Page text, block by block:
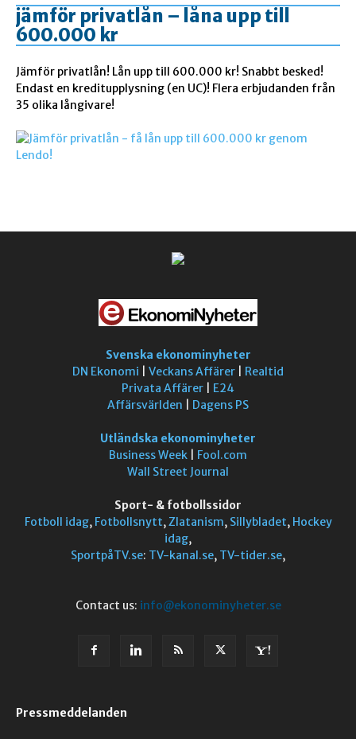
jämför privatlån – låna upp till
600.000 kr
Jämför privatlån! Lån upp till 600.000 kr! Snabbt besked!
Endast en kreditupplysning (en UC)! Flera erbjudanden från
35 olika långivare!
Svenska ekonominyheter
DN Ekonomi
Veckans Affärer
Realtid
Privata Affärer
E24
Affärsvärlden
Dagens PS
Utländska ekonominyheter
Business Week
Fool.com
Wall Street Journal
Sport- & fotbollssidor
Fotboll idag, Fotbollsnytt,Zlatanism, Sillybladet, Hockey
idag,
SportpåTV.se: TV-kanal.se, TV-tider.se,
Contact us: info@ekonominyheter.se
Pressmeddelanden